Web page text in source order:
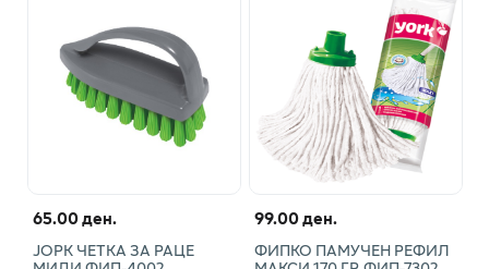
65.00 ден.
ЈОРК ЧЕТКА ЗА РАЦЕ
99.00 ден.
ФИПКО ПАМУЧЕН РЕФИЛ